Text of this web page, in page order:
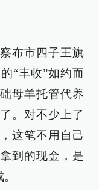
布市四子王旗
“丰收”如约而
母羊托管代养
。对不少上了
这笔不用自己
到的现金，是